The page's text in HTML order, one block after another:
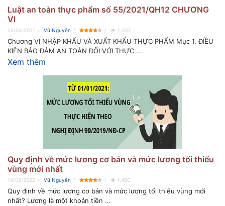
Luật an toàn thực phẩm số 55/2021/QH12 CHƯƠNG
VI
26/04/2021 Vũ Nguyễn 1,300
Chương VI NHẬP KHẨU VÀ XUẤT KHẨU THỰC PHẨM Mục 1. ĐIỀU
KIỆN BẢO ĐẢM AN TOÀN ĐỐI VỚI THỰC ...
Xem thêm
Quy định về mức lương cơ bản và mức lương tối thiểu
vùng mới nhất
14/02/2022 Vũ Nguyễn 1,460
Quy định về mức lương cơ bản và mức lương tối thiểu vùng mới
nhất? Lương là một khoản tiền ...